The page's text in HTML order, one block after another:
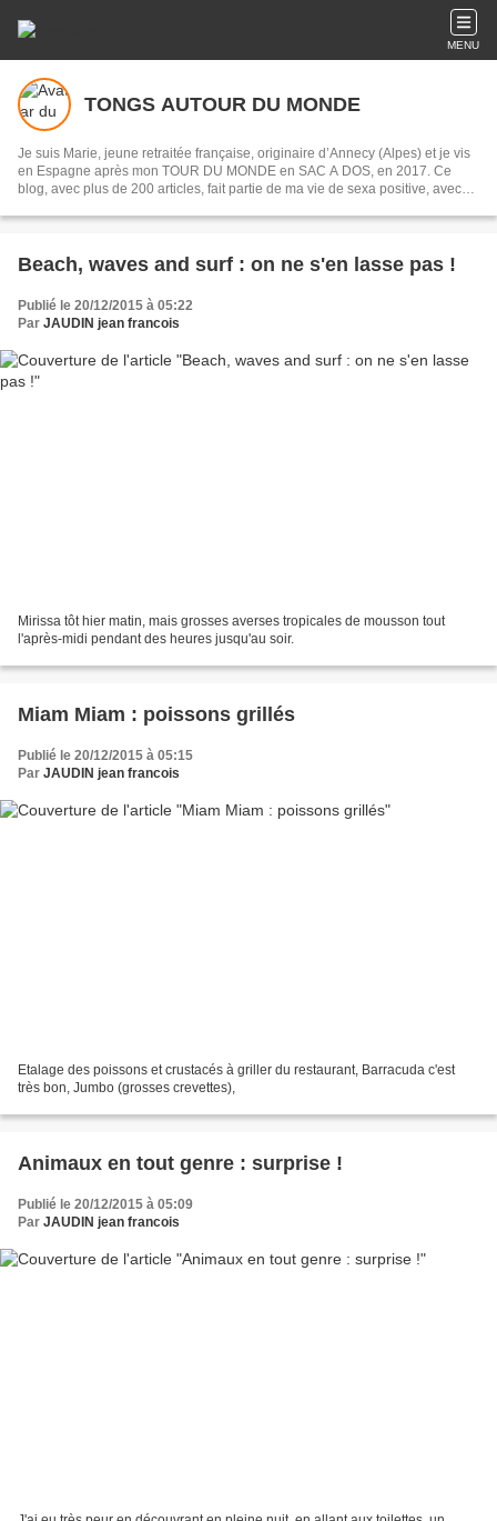
MENU
TONGS AUTOUR DU MONDE
Je suis Marie, jeune retraitée française, originaire d’Annecy (Alpes) et je vis
en Espagne après mon TOUR DU MONDE en SAC A DOS, en 2017. Ce
blog, avec plus de 200 articles, fait partie de ma vie de sexa positive, avec
moi dans les commentaires ou écrivez-moi par le formulaire de contact, ça
Beach, waves and surf : on ne s'en lasse pas !
Publié le 20/12/2015 à 05:22
Par JAUDIN jean francois
Mirissa tôt hier matin, mais grosses averses tropicales de mousson tout
l'après-midi pendant des heures jusqu'au soir.
Miam Miam : poissons grillés
Publié le 20/12/2015 à 05:15
Par JAUDIN jean francois
Etalage des poissons et crustacés à griller du restaurant, Barracuda c'est
très bon, Jumbo (grosses crevettes),
Animaux en tout genre : surprise !
Publié le 20/12/2015 à 05:09
Par JAUDIN jean francois